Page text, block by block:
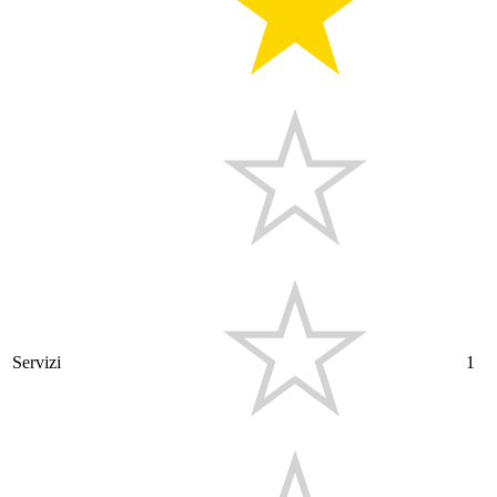
Servizi 1